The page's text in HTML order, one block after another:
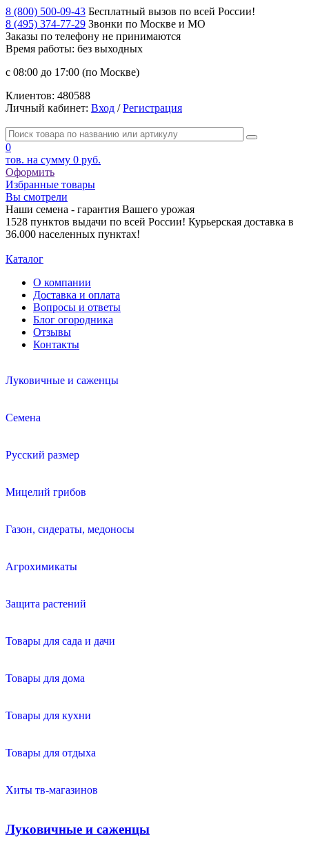
8 (800) 500-09-43 Бесплатный вызов по всей России!
8 (495) 374-77-29 Звонки по Москве и МО
Заказы по телефону не принимаются
Время работы: без выходных
с 08:00 до 17:00 (по Москве)
Клиентов: 480588
Личный кабинет: Вход /Регистрация
0
тов. на сумму 0 руб.
Оформить
Избранные товары
Вы смотрели
Наши семена - гарантия Вашего урожая
1528 пунктов выдачи по всей России! Курьерская доставка в
36.000 населенных пунктах!
Каталог
О компании
Доставка и оплата
Вопросы и ответы
Блог огородника
Отзывы
Контакты
Луковичные и саженцы
Семена
Русский размер
Мицелий грибов
Газон, сидераты, медоносы
Агрохимикаты
Защита растений
Товары для сада и дачи
Товары для дома
Товары для кухни
Товары для отдыха
Хиты тв-магазинов
Луковичные и саженцы